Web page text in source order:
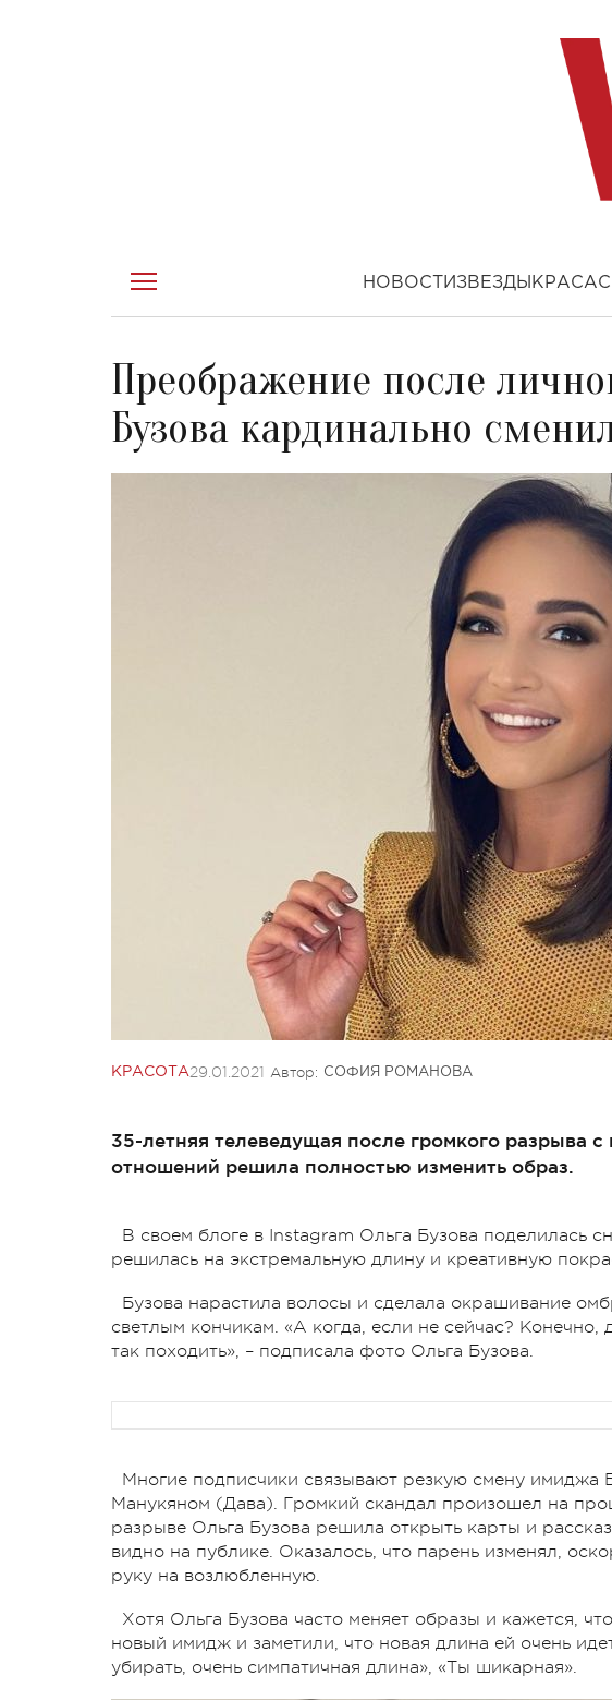
НОВОСТИ ЗВЕЗДЫ КРАСА
Преображение после
Бузова кардинально
КРАСОТА29.01.2021 Автор: СОФИЯ РОМАНОВА
35-летняя телеведущая после громкого разрыва
отношений решила полностью изменить образ.
В своем блоге в Instagram Ольга Бузова поделилась
решилась на экстремальную длину и креативную
Бузова нарастила волосы и сделала окрашивание
светлым кончикам. «А когда, если не сейчас? Конечно,
так походить», – подписала фото Ольга Бузова.
Многие подписчики связывают резкую смену имиджа
Манукяном (Дава). Громкий скандал произошел на
разрыве Ольга Бузова решила открыть карты и
видно на публике. Оказалось, что парень изменял,
руку на возлюбленную.
Хотя Ольга Бузова часто меняет образы и кажется,
новый имидж и заметили, что новая длина ей очень
убирать, очень симпатичная длина», «Ты шикарная».